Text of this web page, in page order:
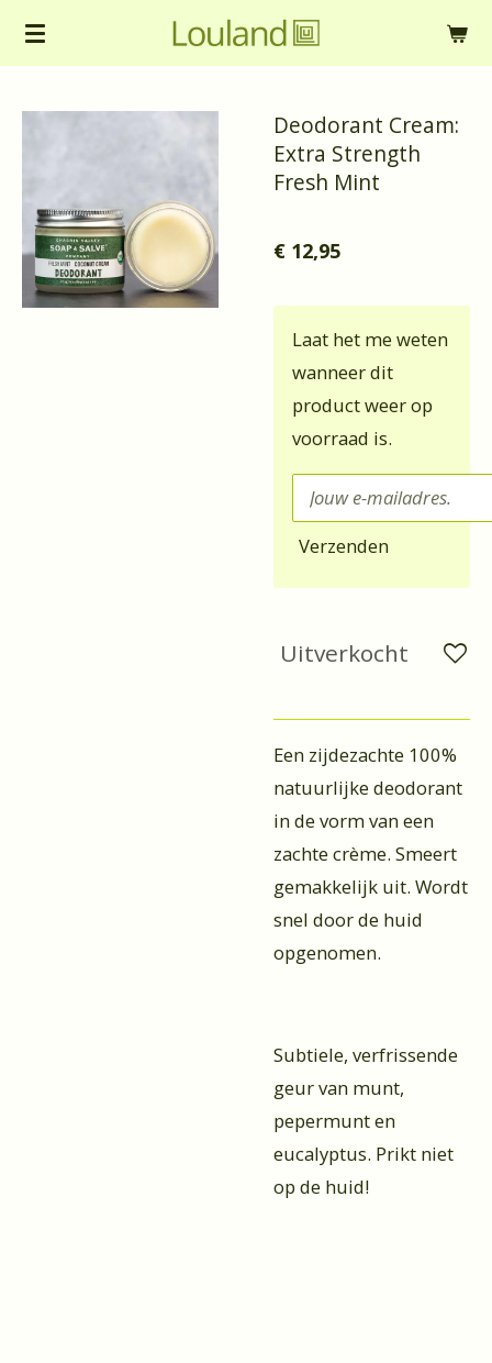
Ga
Deodorant Cream:
Extra Strength
Fresh Mint
€ 12,95
Laat het me weten
wanneer dit
product weer op
voorraad is.
Verzenden
Uitverkocht
Een zijdezachte 100%
natuurlijke deodorant
in de vorm van een
zachte crème. Smeert
gemakkelijk uit. Wordt
snel door de huid
opgenomen.
Subtiele, verfrissende
geur van munt,
pepermunt en
eucalyptus. Prikt niet
op de huid!